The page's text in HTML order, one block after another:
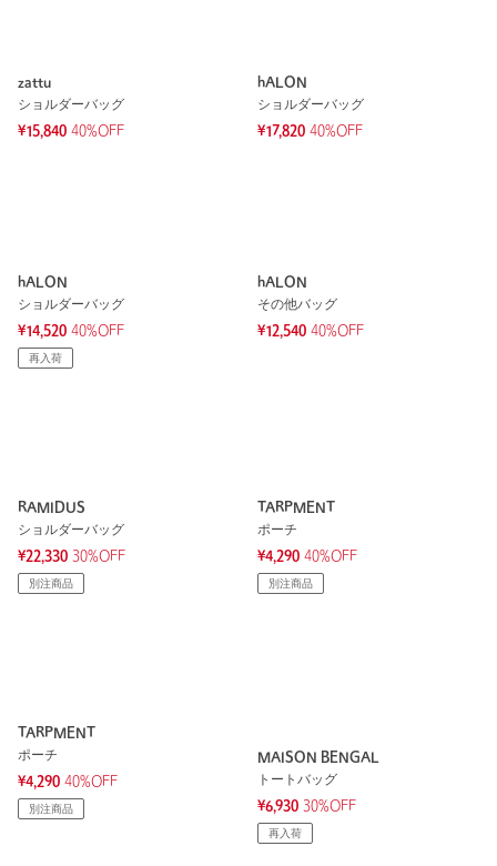
zattu
ショルダーバッグ
¥15,840 40%OFF
hALON
ショルダーバッグ
¥17,820 40%OFF
hALON
ショルダーバッグ
¥14,520 40%OFF
再入荷
hALON
その他バッグ
¥12,540 40%OFF
RAMIDUS
ショルダーバッグ
¥22,330 30%OFF
別注商品
TARPMENT
ポーチ
¥4,290 40%OFF
別注商品
TARPMENT
ポーチ
¥4,290 40%OFF
別注商品
MAISON BENGAL
トートバッグ
¥6,930 30%OFF
再入荷